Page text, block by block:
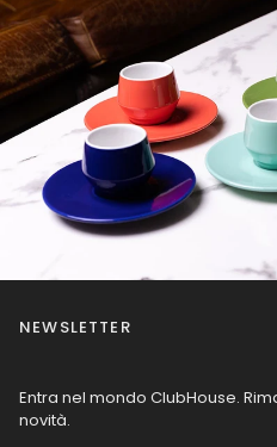
NEWSLETTER
Entra nel mondo ClubHouse.
novità.